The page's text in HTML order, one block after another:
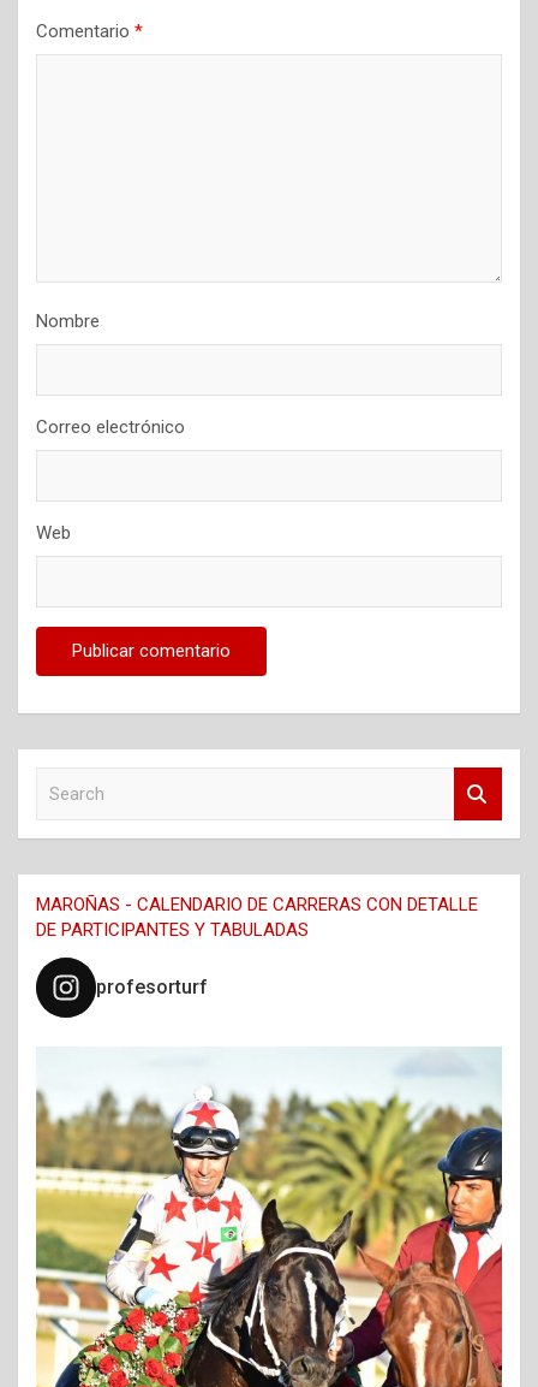
Comentario *
Nombre
Correo electrónico
Web
c
h
MAROÑAS - CALENDARIO DE CARRERAS CON DETALLE
DE PARTICIPANTES Y TABULADAS
profesorturf